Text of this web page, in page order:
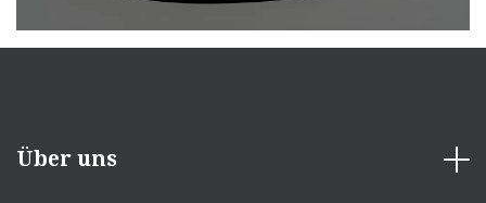
Über uns